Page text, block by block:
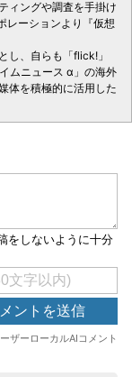
ィングや調査を手掛け
レーションより『仮想
し、自らも「flick!」
ムニュース α」の海外
体を積極的に活用した